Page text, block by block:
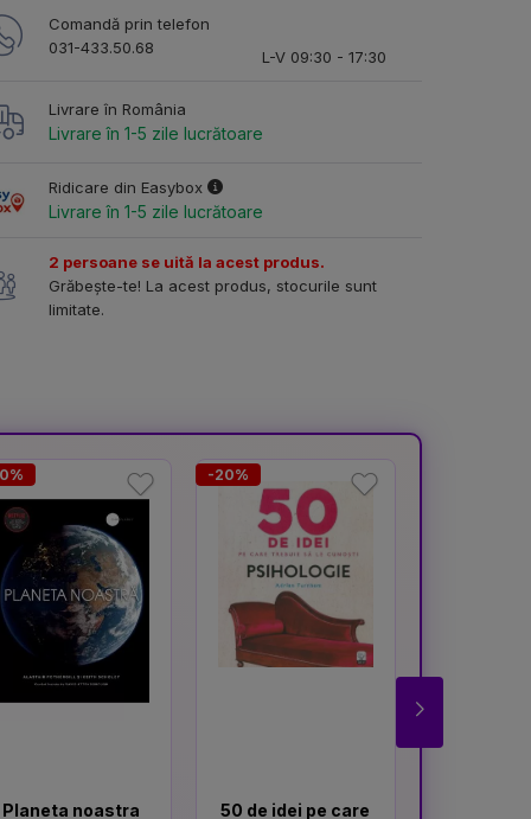
Comandă prin telefon
031-433.50.68
L-V 09:30 - 17:30
Livrare în România
Livrare în 1-5 zile lucrătoare
Ridicare din Easybox
Livrare în 1-5 zile lucrătoare
2 persoane se uită la acest produs.
Grăbește-te! La acest produs, stocurile sunt
limitate.
Planeta noastra
-20%
50 de idei pe care